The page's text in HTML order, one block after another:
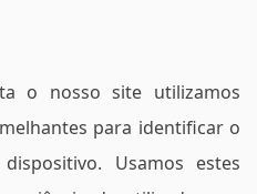
o nosso site utilizamos
para identificar o
Usamos estes